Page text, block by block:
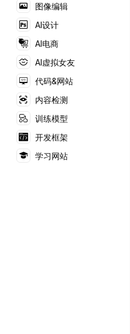
图像编辑
AI设计
AI电商
AI虚拟女友
代码&网站
内容检测
训练模型
开发框架
学习网站